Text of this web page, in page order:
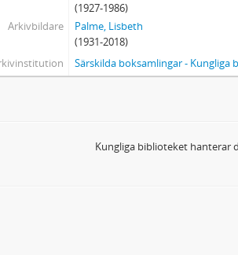
(1927-1986)
Arkivbildare
Palme, Lisbeth
(1931-2018)
Särskilda boksamlingar - Kungliga
Kungliga biblioteket hanterar